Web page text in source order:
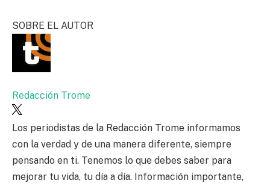
SOBRE EL AUTOR
Redacción Trome
Los periodistas de la Redacción Trome informamos
con la verdad y de una manera diferente, siempre
pensando en ti. Tenemos lo que debes saber para
mejorar tu vida, tu día a día. Información importante,